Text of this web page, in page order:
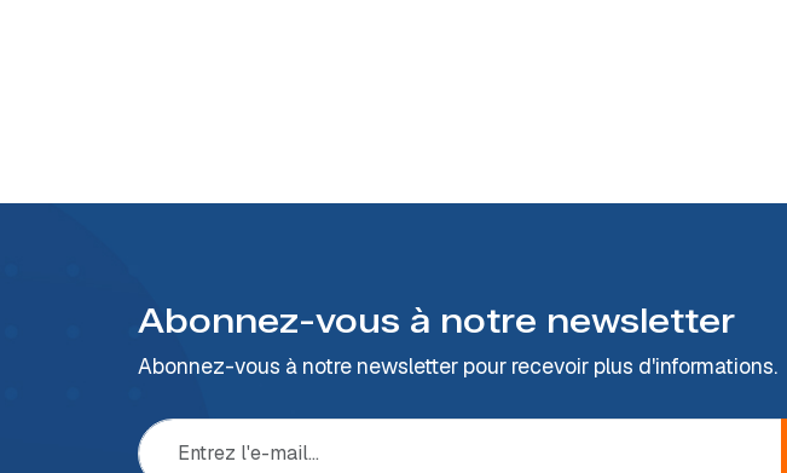
Abonnez-vous à notre newsletter
Abonnez-vous à notre newsletter pour recevoir plus d'informations.